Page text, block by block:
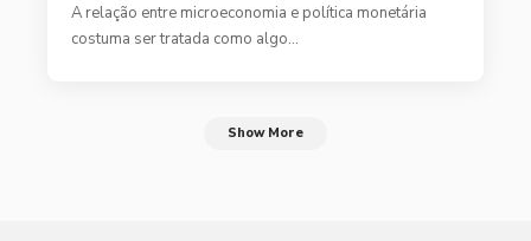
A relação entre microeconomia e política monetária
costuma ser tratada como algo…
Show More